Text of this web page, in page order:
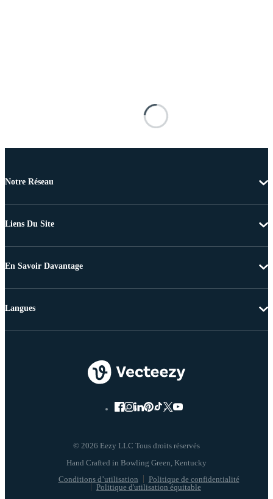
Notre Réseau
Liens Du Site
En Savoir Davantage
© 2026 Eezy LLC Tous droits réservés
Conditions d’utilisation
Politique de confidentialité
Politique d'utilisation équitable
Langues